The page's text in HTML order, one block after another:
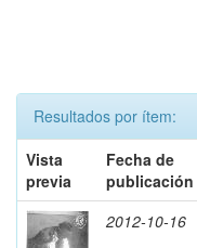
Resultados por ítem:
Vista
previa
Fecha de
publicación
2012-10-16